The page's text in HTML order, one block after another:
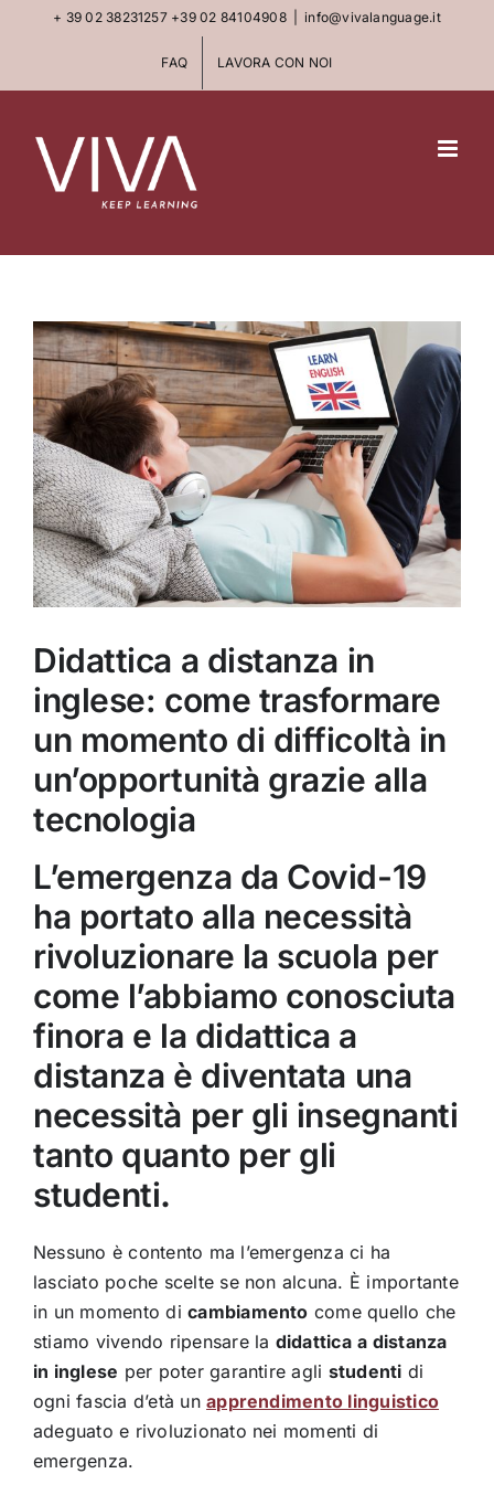
+ 39 02 38231257 +39 02 84104908 info@vivalanguage.it
FAQ LAVORA CON NOI
View
Larger
Image
Didattica a distanza in
inglese: come trasformare
un momento di difficoltà in
un’opportunità grazie alla
tecnologia
L’emergenza da Covid-19
ha portato alla necessità
rivoluzionare la scuola per
come l’abbiamo conosciuta
finora e la didattica a
distanza è diventata una
necessità per gli insegnanti
tanto quanto per gli
studenti.
Nessuno è contento ma l’emergenza ci ha
lasciato poche scelte se non alcuna. È importante
in un momento dicambiamento come quello che
stiamo vivendo ripensare la didattica a distanza
in inglese per poter garantire agli studenti di
ogni fascia d’età unapprendimento linguistico
adeguato e rivoluzionato nei momenti di
emergenza.